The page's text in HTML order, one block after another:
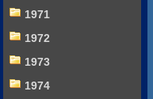
1971
1972
1973
1974